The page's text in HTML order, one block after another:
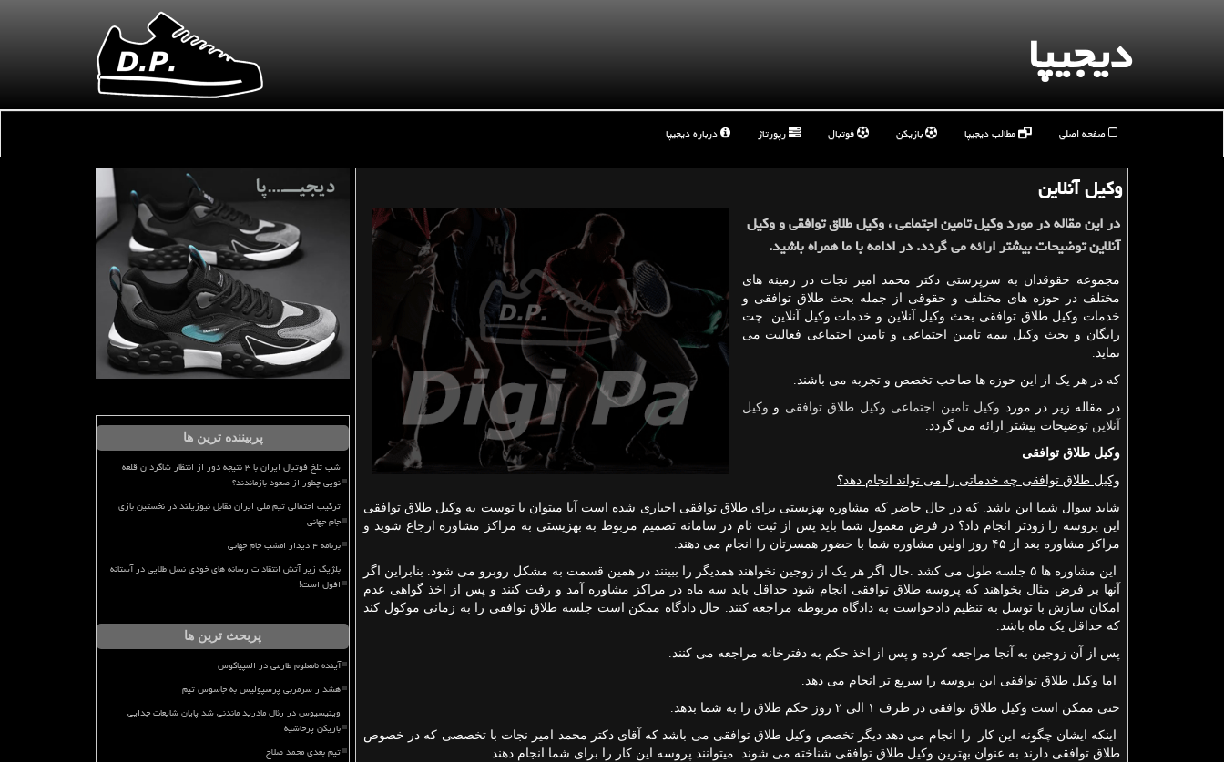
دیجیپا
صفحه اصلی مطالب دیجیپا بازیکن فوتبال رپورتاژ درباره دیجیپا
وكیل آنلاین
در این مقاله در مورد وكیل تامین اجتماعی ، وكیل طلاق توافقی و وكیل
آنلاین توضیحات بیشتر ارائه می گردد. در ادامه با ما همراه باشید.
مجموعه حقوقدان به سرپرستی دکتر محمد امیر نجات در زمینه های
مختلف در حوزه های مختلف و حقوقی از جمله بحث طلاق توافقی و
خدمات وکیل طلاق توافقی بحث وکیل آنلاین و خدمات وکیل آنلاین چت
رایگان و بحث وکیل بیمه تامین اجتماعی و تامین اجتماعی فعالیت می
نماید.
که در هر یک از این حوزه ها صاحب تخصص و تجربه می باشند.
در مقاله زیر در مورد وکیل تامین اجتماعی وکیل طلاق توافقی و وکیل
آنلاین توضیحات بیشتر ارائه می گردد.
وکیل طلاق توافقی
وکیل طلاق توافقی چه خدماتی را می تواند انجام دهد؟
شاید سوال شما این باشد. که در حال حاضر که مشاوره بهزیستی برای طلاق توافقی اجباری شده است آیا میتوان با توست به وکیل طلاق توافقی
این پروسه را زودتر انجام داد؟ در فرض معمول شما باید پس از ثبت نام در سامانه تصمیم مربوط به بهزیستی به مراکز مشاوره ارجاع شوید و
مراکز مشاوره بعد از ۴۵ روز اولین مشاوره شما با حضور همسرتان را انجام می دهند.
این مشاوره ها ۵ جلسه طول می کشد .حال اگر هر یک از زوجین نخواهند همدیگر را ببینند در همین قسمت به مشکل روبرو می شود. بنابراین اگر
آنها بر فرض مثال بخواهند که پروسه طلاق توافقی انجام شود حداقل باید سه ماه در مراکز مشاوره آمد و رفت کنند و پس از اخذ گواهی عدم
امکان سازش با توسل به تنظیم دادخواست به دادگاه مربوطه مراجعه کنند. حال دادگاه ممکن است جلسه طلاق توافقی را به زمانی موکول کند
که حداقل یک ماه باشد.
پس از آن زوجین به آنجا مراجعه کرده و پس از اخذ حکم به دفترخانه مراجعه می کنند.
اما وکیل طلاق توافقی این پروسه را سریع تر انجام می دهد.
حتی ممکن است وکیل طلاق توافقی در ظرف ۱ الی ۲ روز حکم طلاق را به شما بدهد.
اینکه ایشان چگونه این کار را انجام می دهد دیگر تخصص وکیل طلاق توافقی می باشد که آقای دکتر محمد امیر نجات با تخصصی که در خصوص
طلاق توافقی دارند به عنوان بهترین وکیل طلاق توافقی شناخته می شوند. میتوانند پروسه این کار را برای شما انجام دهند.
پربیننده ترین ها
شب تلخ فوتبال ایران با ۳ نتیجه دور از انتظار شاگردان قلعه
نویی چطور از صعود بازماندند؟
ترکیب احتمالی تیم ملی ایران مقابل نیوزیلند در نخستین بازی
جام جهانی
برنامه ۴ دیدار امشب جام جهانی
بلژیک زیر آتش انتقادات رسانه های خودی نسل طلایی در آستانه
افول است!
پربحث ترین ها
آینده نامعلوم طارمی در المپیاکوس
هشدار سرمربی پرسپولیس به جاسوس تیم
وینیسیوس در رئال مادرید ماندنی شد پایان شایعات جدایی
بازیکن پرحاشیه
تیم بعدی محمد صلاح